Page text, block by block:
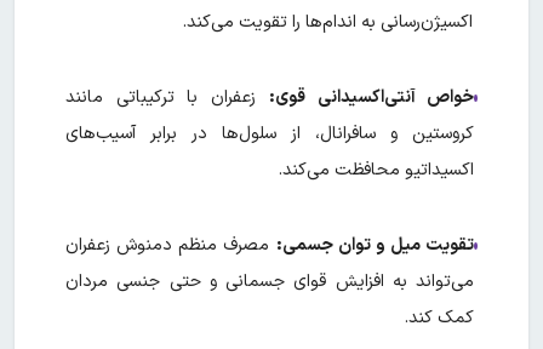
اکسیژن‌رسانی به اندام‌ها را تقویت می‌کند.
خواص آنتی‌اکسیدانی قوی: زعفران با ترکیباتی مانند
کروستین و سافرانال، از سلول‌ها در برابر آسیب‌های
اکسیداتیو محافظت می‌کند.
تقویت میل و توان جسمی: مصرف منظم دمنوش زعفران
می‌تواند به افزایش قوای جسمانی و حتی جنسی مردان
کمک کند.